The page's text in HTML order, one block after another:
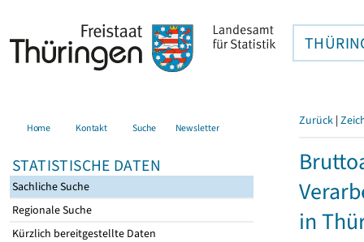
Home Kontakt Suche Newsletter
STATISTISCHE DATEN
Sachliche Suche
Regionale Suche
Kürzlich bereitgestellte Daten
Zurück |
in